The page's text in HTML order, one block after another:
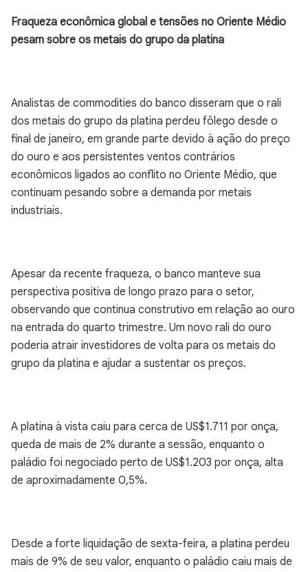
Fraqueza econômica global e tensões no Oriente Médio
pesam sobre os metais do grupo da platina
Analistas de commodities do banco disseram que o rali
dos metais do grupo da platina perdeu fôlego desde o
final de janeiro, em grande parte devido à ação do preço
do ouro e aos persistentes ventos contrários
econômicos ligados ao conflito no Oriente Médio, que
continuam pesando sobre a demanda por metais
industriais.
Apesar da recente fraqueza, o banco manteve sua
perspectiva positiva de longo prazo para o setor,
observando que continua construtivo em relação ao ouro
na entrada do quarto trimestre. Um novo rali do ouro
poderia atrair investidores de volta para os metais do
grupo da platina e ajudar a sustentar os preços.
A platina à vista caiu para cerca de US$1.711 por onça,
queda de mais de 2% durante a sessão, enquanto o
paládio foi negociado perto de US$1.203 por onça, alta
de aproximadamente 0,5%.
Desde a forte liquidação de sexta-feira, a platina perdeu
mais de 9% de seu valor, enquanto o paládio caiu mais de